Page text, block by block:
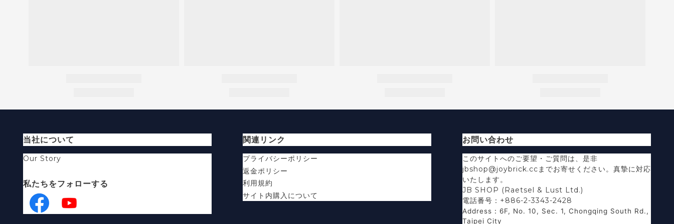
当社について
Our Story
私たちをフォローする
関連リンク
プライバシーポリシー
返金ポリシー
利用規約
サイト内購入について
お問い合わせ
このサイトへのご要望・ご質問は、是非
jbshop@joybrick.ccまでお寄せください。真摯に対応
いたします。
JB SHOP (Raetsel & Lust Ltd.)
電話番号：+886-2-3343-2428
Address ： 6F, No. 10, Sec. 1, Chongqing South Rd.,
Taipei City